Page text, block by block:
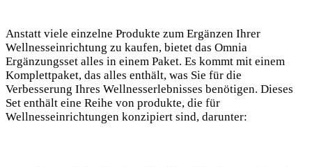
Anstatt viele einzelne Produkte zum Ergänzen Ihrer
Wellnesseinrichtung zu kaufen, bietet das Omnia
Ergänzungsset alles in einem Paket. Es kommt mit einem
Komplettpaket, das alles enthält, was Sie für die
Verbesserung Ihres Wellnesserlebnisses benötigen. Dieses
Set enthält eine Reihe von produkte, die für
Wellnesseinrichtungen konzipiert sind, darunter: